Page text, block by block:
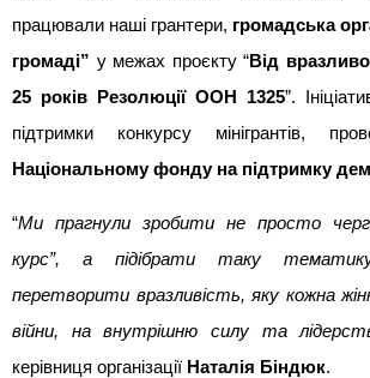
працювали наші грантери, громадська
громаді” у межах проєкту “Від
25 років Резолюції ООН 1325”.
Національному фонду на підтримку
“Ми прагнули зробити не просто
курс”, а підібрати таку
перетворити вразливість, яку кожна
війни, на внутрішню силу та
керівниця організації Наталія Біндюк.